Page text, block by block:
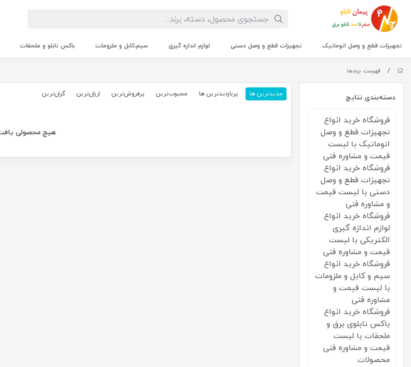
تجهیزات قطع و وصل اتوماتیک تجهیزات قطع و وصل دستی لوازم اندازه گیری سیم،کابل و ملزومات باکس تابلو و ملحقات
/ فهرست برندها
دسته‌بندی نتایج
فروشگاه خرید انواع
تجهیزات قطع و وصل
اتوماتیک با لیست
قیمت و مشاوره فنی
فروشگاه خرید انواع
تجهیزات قطع و وصل
دستی با لیست قیمت
و مشاوره فنی
فروشگاه خرید انواع
لوازم اندازه گیری
الکتریکی با لیست
قیمت و مشاوره فنی
فروشگاه خرید انواع
سیم و کابل و ملزومات
با لیست قیمت و
مشاوره فنی
فروشگاه خرید انواع
باکس تابلوی برق و
ملحقات با لیست
قیمت و مشاوره فنی
محصولات
جدیدترین ها پربازدیدترین ها محبوب‌‌ترین پرفروش‌ترین ارزان‌ترین گران‌ترین
هیچ محصولی